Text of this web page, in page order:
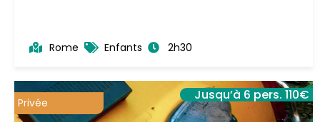
Rome Enfants 2h30
Jusqu’à 6 pers. 110€
Privée